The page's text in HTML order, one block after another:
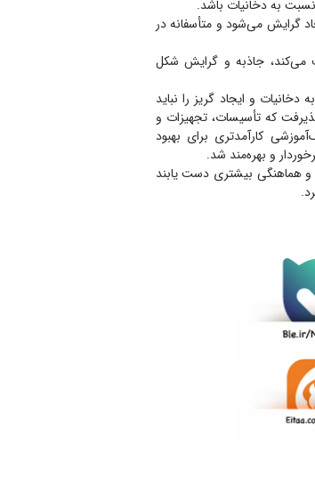
به دخانیات باشد.
گرایش می‌شود و متأسفانه در
می‌کند، جاذبه و گرایش شکل
و ایجاد گریز را نباید
که تأسیسات، تجهیزات و
کارآمدتری برای بهبود
و بهره‌مند شد.
و هماهنگی بیشتری دست یابند